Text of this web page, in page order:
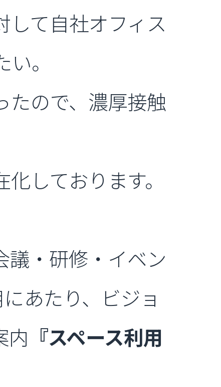
して自社オフィス
。
たので、濃厚接触
しております。
議・研修・イベン
あたり、ビジョ
内 『スペース利用